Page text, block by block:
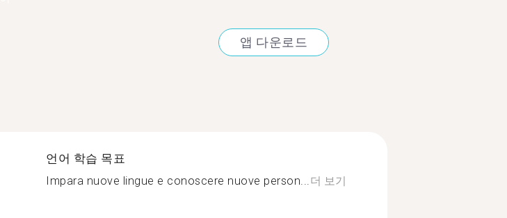
앱 다운로드
언어 학습 목표
Impara nuove lingue e conoscere nuove person... 더 보기